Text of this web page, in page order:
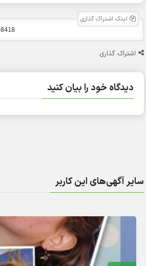
لینک اشتراک گذاری
اشتراک گذاری
دیدگاه خود را بیان کنید
سایر آگهی‌های این کاربر